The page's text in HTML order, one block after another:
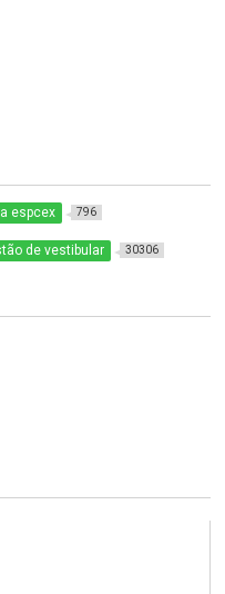
espcex 796
de vestibular 30306